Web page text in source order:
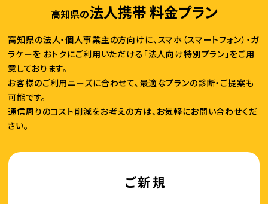
高知県の法人携帯 料金プラン
高知県の法人・個人事業主の方向けに、スマホ（スマートフォン）・ガ
ラケーを おトクにご利用いただける「法人向け特別プラン」をご用
意しております。
お客様のご利用ニーズに合わせて、最適なプランの診断・ご提案も
可能です。
通信周りのコスト削減をお考えの方は、お気軽にお問い合わせくだ
さい。
ご新規